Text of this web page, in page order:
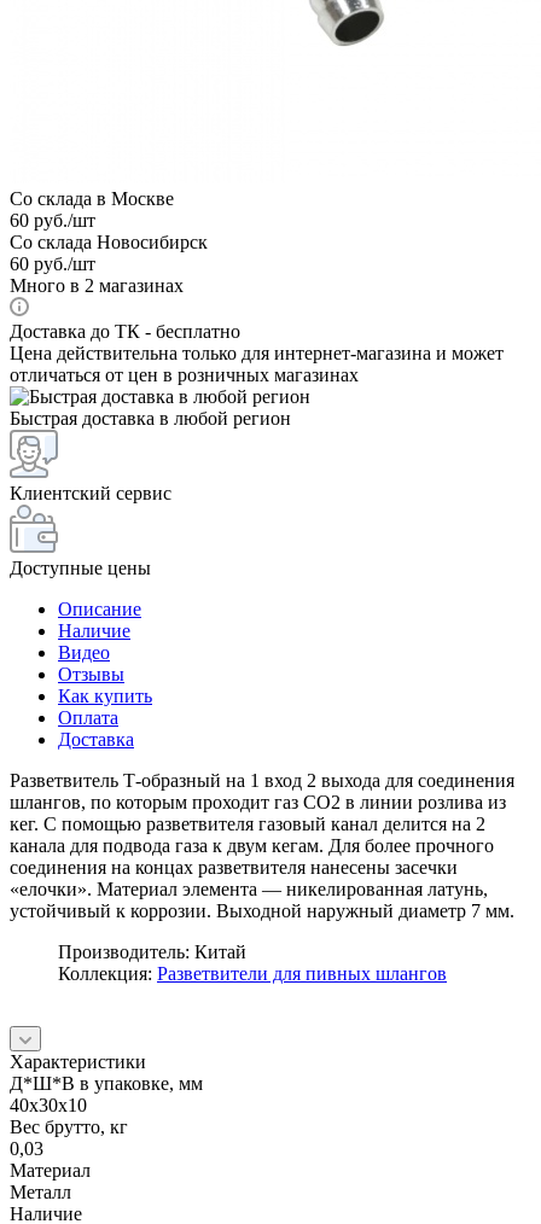
Со склада в Москве
60 руб./шт
Со склада Новосибирск
60 руб./шт
Много в 2 магазинах
Доставка до ТК - бесплатно
Цена действительна только для интернет-магазина и может
отличаться от цен в розничных магазинах
Быстрая доставка в любой регион
Клиентский сервис
Доступные цены
Описание
Наличие
Видео
Отзывы
Как купить
Оплата
Доставка
Разветвитель Т-образный на 1 вход 2 выхода для соединения
шлангов, по которым проходит газ СО2 в линии розлива из
кег. С помощью разветвителя газовый канал делится на 2
канала для подвода газа к двум кегам. Для более прочного
соединения на концах разветвителя нанесены засечки
«елочки». Материал элемента — никелированная латунь,
устойчивый к коррозии. Выходной наружный диаметр 7 мм.
Производитель: Китай
Коллекция: Разветвители для пивных шлангов
Характеристики
Д*Ш*В в упаковке, мм
40х30х10
Вес брутто, кг
0,03
Материал
Металл
Наличие